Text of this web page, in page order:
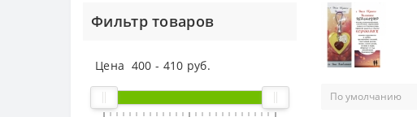
Фильтр товаров
Цена 400 - 410 руб.